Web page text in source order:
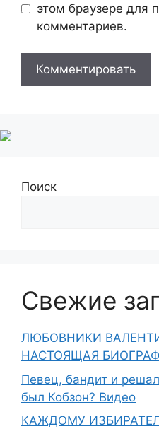
этом браузере для
комментариев.
Поиск
Свежие
ЛЮБОВНИКИ
НАСТОЯЩАЯ
Певец, бандит и
был Кобзон? Видео
КАЖДОМУ